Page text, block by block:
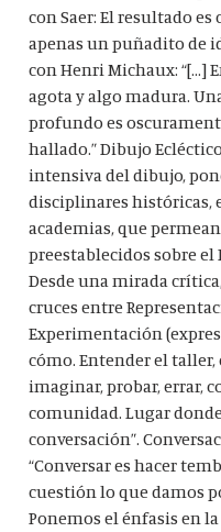
con Saer: El resultado
apenas un puñadito de
con Henri Michaux: “[…]
agota y algo madura.
profundo es
hallado.” Dibujo
intensiva del dibujo,
disciplinares históricas,
academias, que
preestablecidos sobre el
Desde una mirada
cruces entre
Experimentación
cómo. Entender el
imaginar, probar, errar,
comunidad. Lugar
conversación”.
“Conversar es hacer
cuestión lo que damos
Ponemos el énfasis en